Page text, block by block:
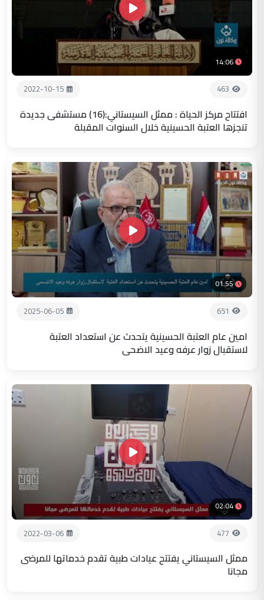
14:06
463
2022-10-15
افتتاح مركز الحياة : ممثل السيستاني:(16) مستشفى جديدة
تنجزها العتبة الحسينية خلال السنوات المقبلة
01:55
651
2025-06-05
امين عام العتبة الحسينية يتحدث عن استعداد العتبة
لاستقبال زوار عرفه وعيد الاضحى
02:04
477
2022-03-06
ممثل السيستاني يفتتح عيادات طبية تقدم خدماتها للمرضى
مجانا